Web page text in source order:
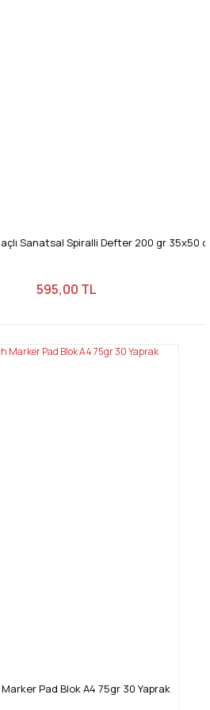
Sanatsal Spiralli Defter 200 gr 35x50
595,00 TL
Pad Blok A4 75gr 30 Yaprak